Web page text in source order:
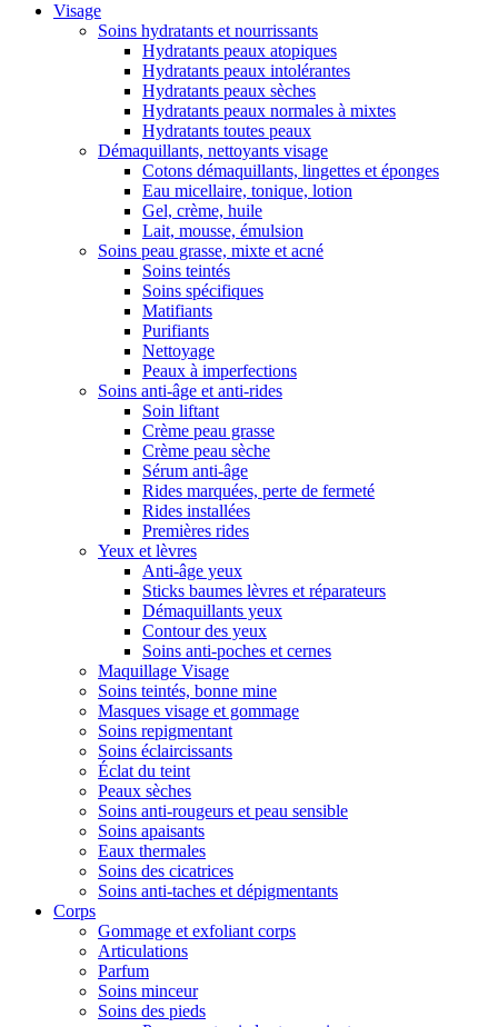
Visage
Soins hydratants et nourrissants
Hydratants peaux atopiques
Hydratants peaux intolérantes
Hydratants peaux sèches
Hydratants peaux normales à mixtes
Hydratants toutes peaux
Démaquillants, nettoyants visage
Cotons démaquillants, lingettes et éponges
Eau micellaire, tonique, lotion
Gel, crème, huile
Lait, mousse, émulsion
Soins peau grasse, mixte et acné
Soins teintés
Soins spécifiques
Matifiants
Purifiants
Nettoyage
Peaux à imperfections
Soins anti-âge et anti-rides
Soin liftant
Crème peau grasse
Crème peau sèche
Sérum anti-âge
Rides marquées, perte de fermeté
Rides installées
Premières rides
Yeux et lèvres
Anti-âge yeux
Sticks baumes lèvres et réparateurs
Démaquillants yeux
Contour des yeux
Soins anti-poches et cernes
Maquillage Visage
Soins teintés, bonne mine
Masques visage et gommage
Soins repigmentant
Soins éclaircissants
Éclat du teint
Peaux sèches
Soins anti-rougeurs et peau sensible
Soins apaisants
Eaux thermales
Soins des cicatrices
Soins anti-taches et dépigmentants
Corps
Gommage et exfoliant corps
Articulations
Parfum
Soins minceur
Soins des pieds